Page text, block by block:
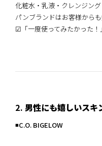
化粧水・乳液・クレンジン
パンブランドはお客様からも
☑︎「一度使ってみたかった！
2. 男性にも嬉しいスキ
◾️C.O. BIGELOW